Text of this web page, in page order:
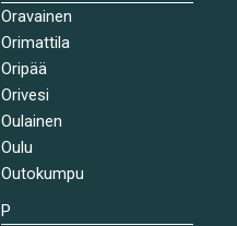
Oravainen
Orimattila
Oripää
Orivesi
Oulainen
Oulu
Outokumpu
P